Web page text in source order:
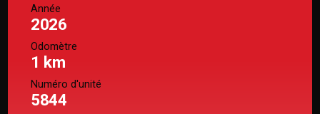
Année
2026
Odomètre
1 km
Numéro d'unité
5844